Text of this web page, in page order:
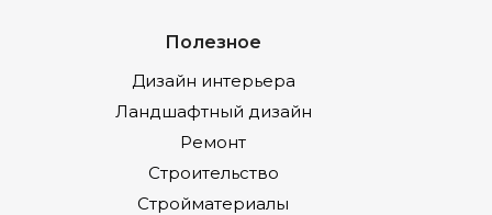
Полезное
Дизайн интерьера
Ландшафтный дизайн
Ремонт
Строительство
Стройматериалы